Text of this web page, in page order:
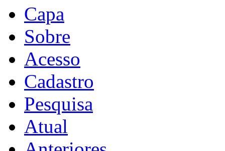
Capa
Sobre
Acesso
Cadastro
Pesquisa
Atual